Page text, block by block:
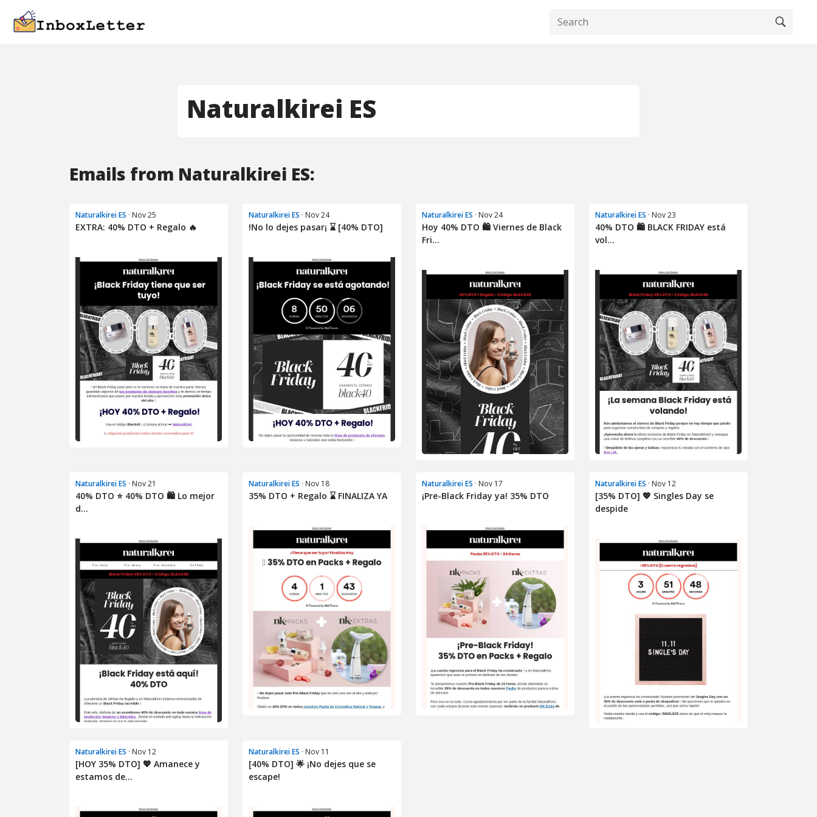
Naturalkirei ES
Emails from Naturalkirei ES:
Naturalkirei ES · Nov 25
EXTRA: 40% DTO + Regalo 🔥
Naturalkirei ES · Nov 24
!No lo dejes pasar¡ ⌛ [40% DTO]
Naturalkirei ES · Nov 24
Hoy 40% DTO 🛍️ Viernes de Black
Fri...
Naturalkirei ES · Nov 23
40% DTO 🛍️ BLACK FRIDAY está
vol...
Naturalkirei ES · Nov 21
40% DTO ⭐ 40% DTO 🛍️ Lo mejor
d...
Naturalkirei ES · Nov 18
35% DTO + Regalo ⌛ FINALIZA YA
Naturalkirei ES · Nov 17
¡Pre-Black Friday ya! 35% DTO
Naturalkirei ES · Nov 12
[35% DTO] 💖 Singles Day se
despide
Naturalkirei ES · Nov 12
[HOY 35% DTO] 💖 Amanece y
estamos de...
Naturalkirei ES · Nov 11
[40% DTO] 🌟 ¡No dejes que se
escape!